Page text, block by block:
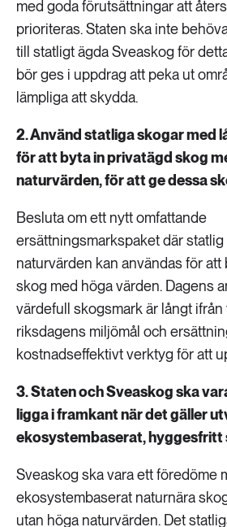
med goda förutsättningar att
prioriteras. Staten ska inte
till statligt ägda Sveaskog för
bör ges i uppdrag att peka ut
lämpliga att skydda.
2. Använd statliga skogar med
för att byta in privatägd skog
naturvärden, för att ge dessa
Besluta om ett nytt omfattande
ersättningsmarkspaket där
naturvärden kan användas för att
skog med höga värden. Dagens
värdefull skogsmark är långt
riksdagens miljömål och
kostnadseffektivt verktyg för att
3. Staten och Sveaskog ska
ligga i framkant när det gäller
ekosystembaserat, hyggesfritt
Sveaskog ska vara ett föredöme
ekosystembaserat naturnära
utan höga naturvärden. Det